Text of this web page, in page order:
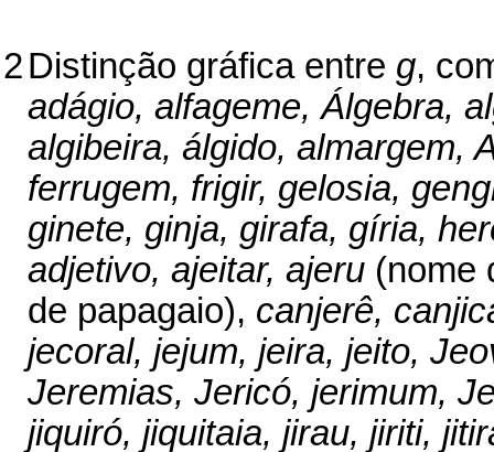
2Distinção gráfica entre g,
adágio, alfageme, Álgebra,
algibeira, álgido, almargem,
ferrugem, frigir, gelosia,
ginete, ginja, girafa, gíria,
adjetivo, ajeitar, ajeru (nome
de papagaio), canjerê,
jecoral, jejum, jeira, jeito,
Jeremias, Jericó, jerimum,
jiquiró, jiquitaia, jirau, jiriti,